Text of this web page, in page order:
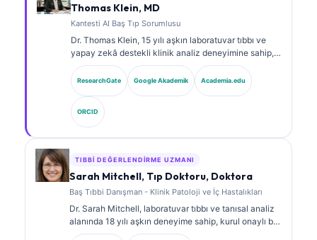
Thomas Klein, MD
Kantesti AI Baş Tıp Sorumlusu
Dr. Thomas Klein, 15 yılı aşkın laboratuvar tıbbı ve
yapay zekâ destekli klinik analiz deneyimine sahip,
kurul onaylı bir klinik hematolog ve dâhiliye
uzmanıdır. Kantesti AI bünyesinde Tıbbi Direktör
olarak, tescilli sinir ağının tıbbi doğruluğuna ilişkin
klinik gözetim sağlar. Dr. Klein, biyobelirteç
yorumlanması ve laboratuvar tıbbı konularında
laboratuvar tanılarına ilişkin kapsamlı yayınlar
yapmıştır.
ResearchGate Google Akademik Academia.edu
ORCID
TIBBI DEĞERLENDIRME UZMANI
Sarah Mitchell, Tıp Doktoru, Doktora
Baş Tıbbi Danışman - Klinik Patoloji ve İç Hastalıkları
Dr. Sarah Mitchell, laboratuvar tıbbı ve tanısal analiz
alanında 18 yılı aşkın deneyime sahip, kurul onaylı bir
klinik patologdur. Klinik kimya alanında uzmanlık